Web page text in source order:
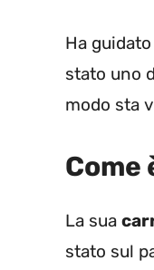
Ha guidato
stato uno
modo sta
Come
La sua
stato sul